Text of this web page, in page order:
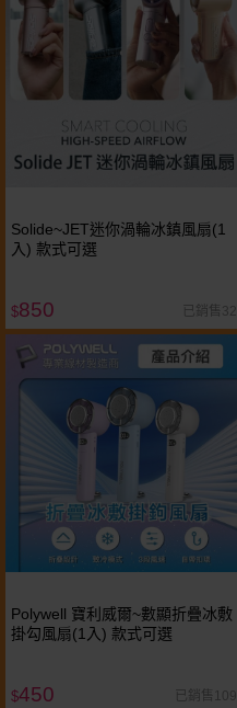
Solide~JET迷你渦輪冰鎮風扇(1
入) 款式可選
$850 已銷售32
Polywell 寶利威爾~數顯折疊冰敷
掛勾風扇(1入) 款式可選
$450 已銷售109